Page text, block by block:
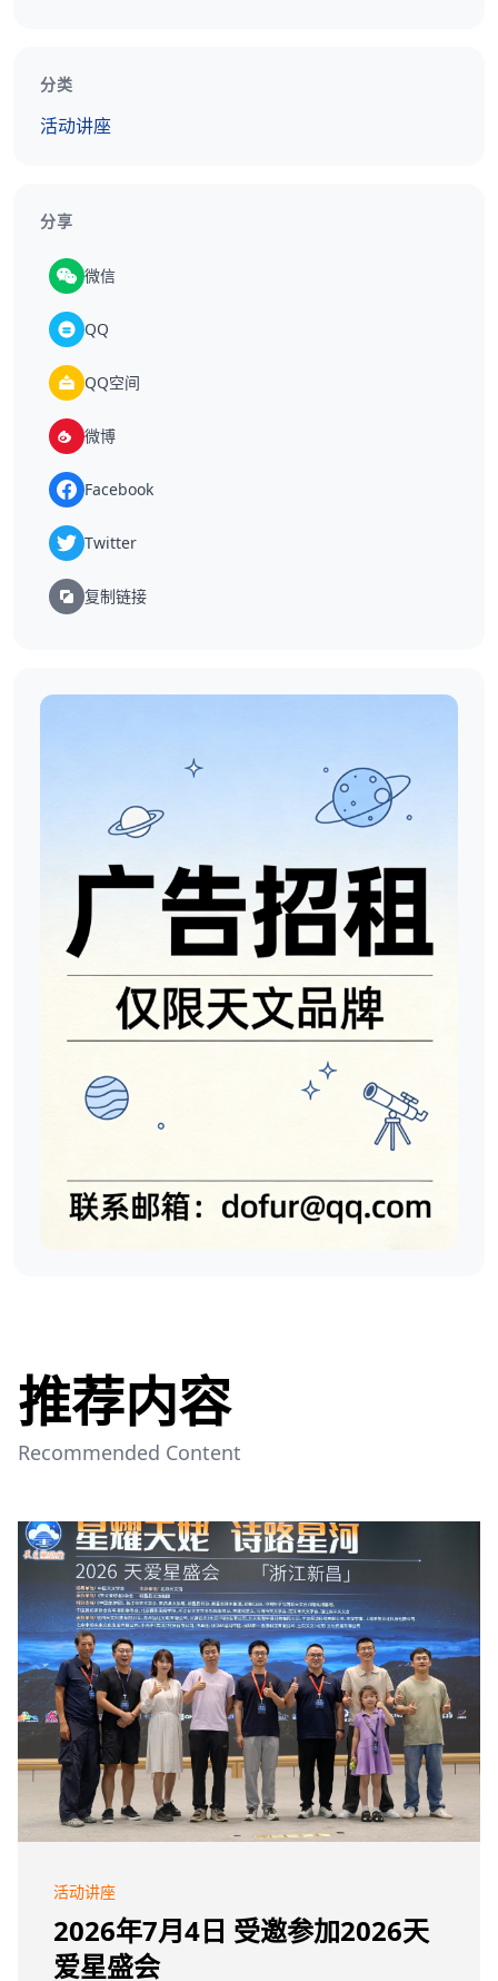
分类
活动讲座
分享
微信
QQ
QQ空间
微博
Facebook
Twitter
复制链接
推荐内容
Recommended Content
活动讲座
2026年7月4日 受邀参加2026天
爱星盛会